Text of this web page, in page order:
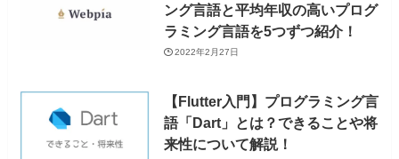
ング言語と平均年収の高いプログ
ラミング言語を5つずつ紹介！
2022年2月27日
【Flutter入門】プログラミング言
語「Dart」とは？できることや将
来性について解説！